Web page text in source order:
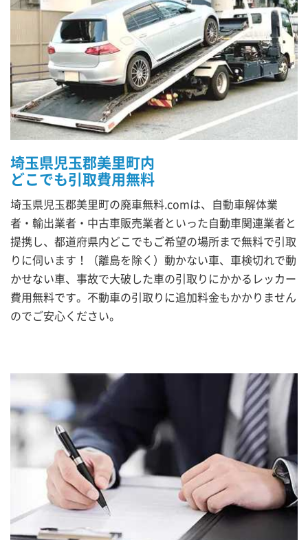
埼玉県児玉郡美里町内
どこでも引取費用無料
埼玉県児玉郡美里町の廃車無料.comは、自動車解体業
者・輸出業者・中古車販売業者といった自動車関連業者と
提携し、都道府県内どこでもご希望の場所まで無料で引取
りに伺います！（離島を除く）動かない車、車検切れで動
かせない車、事故で大破した車の引取りにかかるレッカー
費用無料です。不動車の引取りに追加料金もかかりません
のでご安心ください。